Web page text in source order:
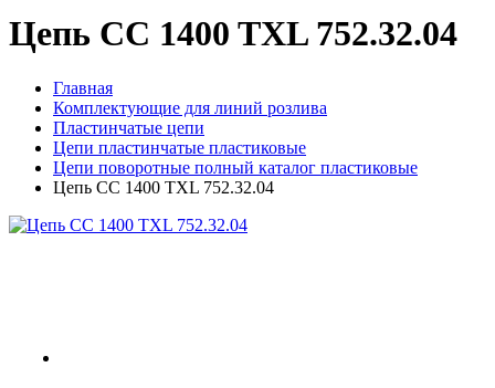
Цепь CC 1400 TXL 752.32.04
Главная
Комплектующие для линий розлива
Пластинчатые цепи
Цепи пластинчатые пластиковые
Цепи поворотные полный каталог пластиковые
Цепь CC 1400 TXL 752.32.04